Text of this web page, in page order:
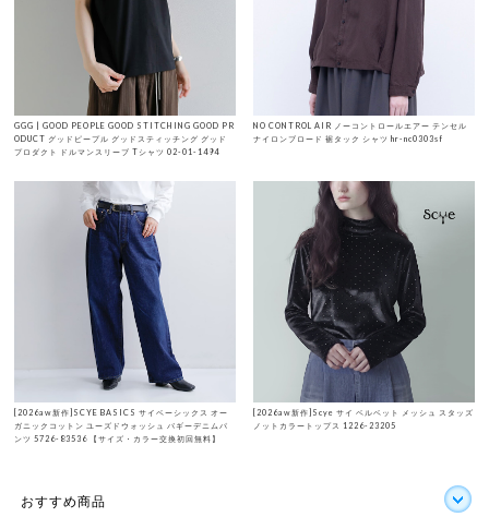
GGG | GOOD PEOPLE GOOD STITCHING GOOD PR
ODUCT グッドピープル グッドスティッチング グッド
プロダクト ドルマンスリーブ Tシャツ 02-01-1494
NO CONTROL AIR ノーコントロールエアー テンセル
ナイロンブロード 裾タック シャツ hr-nc0303sf
[2026aw新作]SCYE BASICS サイベーシックス オー
ガニックコットン ユーズドウォッシュ バギーデニムパ
ンツ 5726-83536 【サイズ・カラー交換初回無料】
[2026aw新作]Scye サイ ベルベット メッシュ スタッズ
ノットカラートップス 1226-23205
おすすめ商品